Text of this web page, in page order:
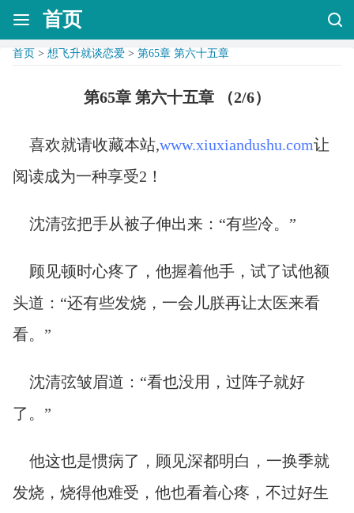
首页
首页 > 想飞升就谈恋爱 > 第65章 第六十五章
第65章 第六十五章 （2/6）
喜欢就请收藏本站,www.xiuxiandushu.com让
阅读成为一种享受2！
沈清弦把手从被子伸出来：“有些冷。”
顾见顿时心疼了，他握着他手，试了试他额
头道：“还有些发烧，一会儿朕再让太医来看
看。”
沈清弦皱眉道：“看也没用，过阵子就好
了。”
他这也是惯病了，顾见深都明白，一换季就
发烧，烧得他难受，他也看着心疼，不过好生